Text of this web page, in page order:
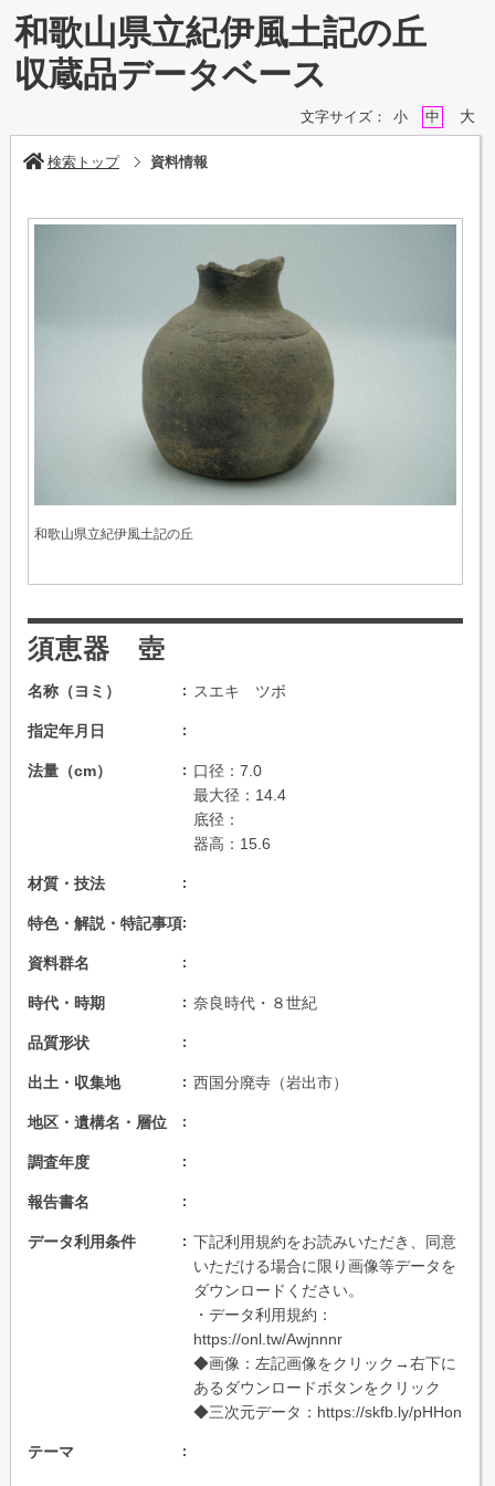
和歌山県立紀伊風土記の丘
収蔵品データベース
文字サイズ： 小 中 大
検索トップ 資料情報
和歌山県立紀伊風土記の丘
須恵器 壺
名称（ヨミ） スエキ ツボ
指定年月日
法量（cm）
口径：7.0
最大径：14.4
底径：
器高：15.6
材質・技法
特色・解説・特記事項
資料群名
時代・時期 奈良時代・８世紀
品質形状
出土・収集地 西国分廃寺（岩出市）
地区・遺構名・層位
調査年度
報告書名
データ利用条件
下記利用規約をお読みいただき、同意
いただける場合に限り画像等データを
ダウンロードください。
・データ利用規約：
https://onl.tw/Awjnnnr
◆画像：左記画像をクリック→右下に
あるダウンロードボタンをクリック
◆三次元データ：https://skfb.ly/pHHon
テーマ